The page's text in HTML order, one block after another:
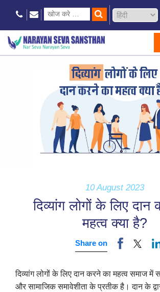
10 August 2023
दिव्यांग लोगों के लिए
महत्व क्या है?
Share on
दिव्यांग लोगों के लिए दान करने का महत्व समाज में
और सामाजिक समावेशीता के प्रतीक है। दान के